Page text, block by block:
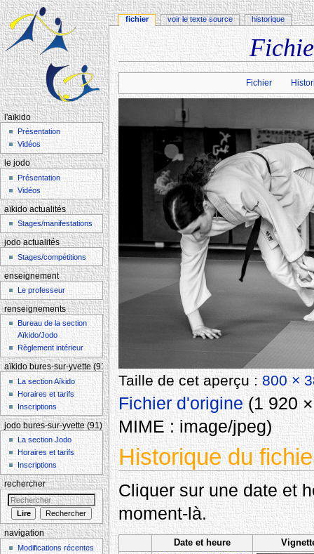
Aller à :navigation , rechercher
Fichier
Taille de cet aperçu : 800 ×
Fichier d'origine‎(1 920
MIME : image/jpeg)
Historique du
Cliquer sur une date et
moment-là.
Date et heure
fichier voir le texte source historique
l'aïkido
Présentation
Vidéos
le jodo
Présentation
Vidéos
aïkido actualités
Stages/manifestations
jodo actualités
Stages/compétitions
enseignement
Le professeur
renseignements
Bureau de la section
Aïkido/Jodo
Règlement intérieur
aïkido bures-sur-yvette (91)
La section Aïkido
Horaires et tarifs
Inscriptions
jodo bures-sur-yvette (91)
La section Jodo
Horaires et tarifs
Inscriptions
rechercher
navigation
Modifications récentes